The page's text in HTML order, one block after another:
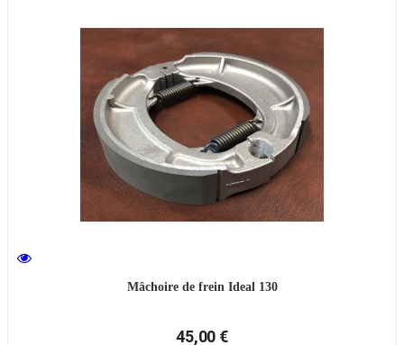
Mâchoire de frein Ideal 130
45,00 €